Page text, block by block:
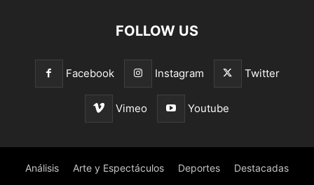
FOLLOW US
Facebook Instagram Twitter
Vimeo Youtube
Análisis Arte y Espectáculos Deportes Destacadas